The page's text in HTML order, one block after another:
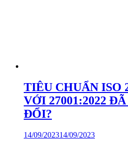
TIÊU CHUẨN ISO
VỚI 27001:2022
ĐỔI?
14/09/202314/09/2023